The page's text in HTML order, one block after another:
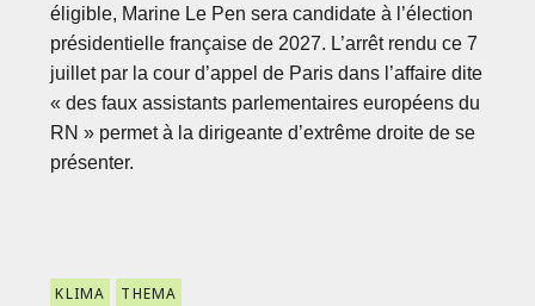
éligible, Marine Le Pen sera candidate à l’élection
présidentielle française de 2027. L’arrêt rendu ce 7
juillet par la cour d’appel de Paris dans l’affaire dite
« des faux assistants parlementaires européens du
RN » permet à la dirigeante d’extrême droite de se
présenter.
KLIMA THEMA